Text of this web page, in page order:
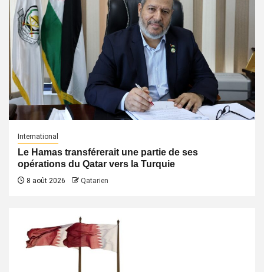
International
Le Hamas transférerait une partie de ses
opérations du Qatar vers la Turquie
8 août 2026 Qatarien